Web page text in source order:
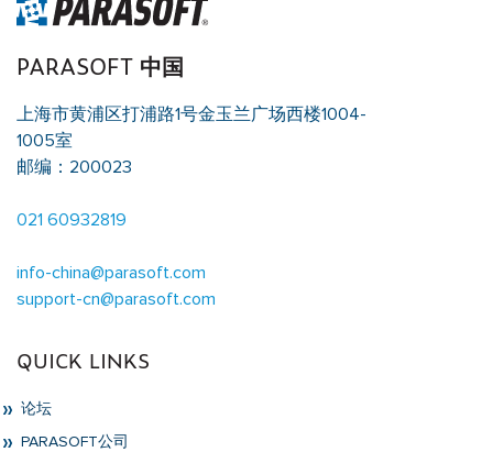
PARASOFT 中国
上海市黄浦区打浦路1号金玉兰广场西楼1004-
1005室
邮编：200023
021 60932819
info-china@parasoft.com
support-cn@parasoft.com
QUICK LINKS
论坛
PARASOFT公司